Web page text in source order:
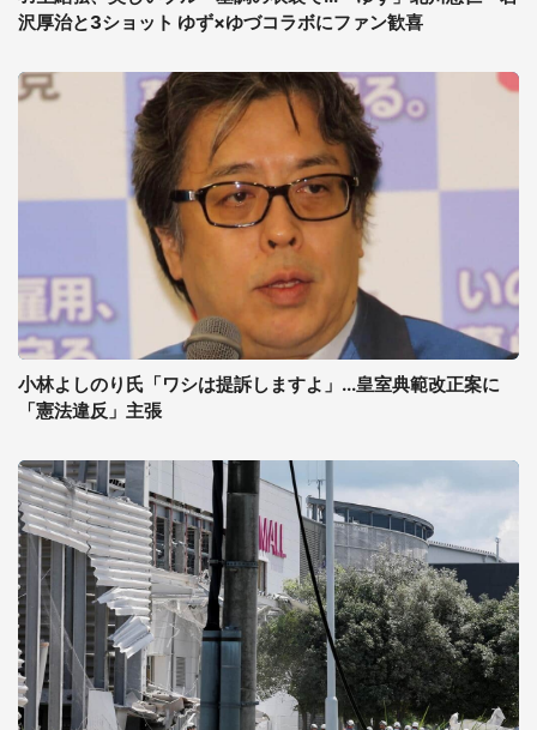
沢厚治と3ショット ゆず×ゆづコラボにファン歓喜
小林よしのり氏「ワシは提訴しますよ」...皇室典範改正案に
「憲法違反」主張